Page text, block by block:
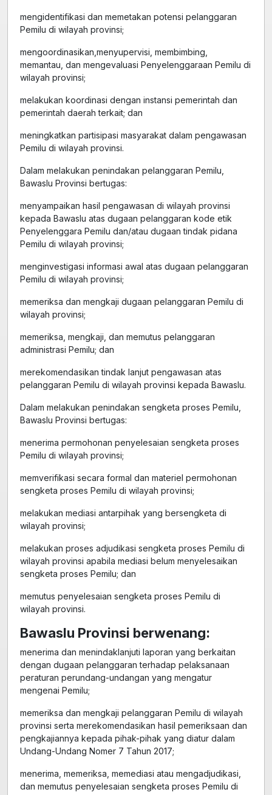
mengidentifikasi dan memetakan potensi pelanggaran
Pemilu di wilayah provinsi;
mengoordinasikan,menyupervisi, membimbing,
memantau, dan mengevaluasi Penyelenggaraan Pemilu di
wilayah provinsi;
melakukan koordinasi dengan instansi pemerintah dan
pemerintah daerah terkait; dan
meningkatkan partisipasi masyarakat dalam pengawasan
Pemilu di wilayah provinsi.
Dalam melakukan penindakan pelanggaran Pemilu,
Bawaslu Provinsi bertugas:
menyampaikan hasil pengawasan di wilayah provinsi
kepada Bawaslu atas dugaan pelanggaran kode etik
Penyelenggara Pemilu dan/atau dugaan tindak pidana
Pemilu di wilayah provinsi;
menginvestigasi informasi awal atas dugaan pelanggaran
Pemilu di wilayah provinsi;
memeriksa dan mengkaji dugaan pelanggaran Pemilu di
wilayah provinsi;
memeriksa, mengkaji, dan memutus pelanggaran
administrasi Pemilu; dan
merekomendasikan tindak lanjut pengawasan atas
pelanggaran Pemilu di wilayah provinsi kepada Bawaslu.
Dalam melakukan penindakan sengketa proses Pemilu,
Bawaslu Provinsi bertugas:
menerima permohonan penyelesaian sengketa proses
Pemilu di wilayah provinsi;
memverifikasi secara formal dan materiel permohonan
sengketa proses Pemilu di wilayah provinsi;
melakukan mediasi antarpihak yang bersengketa di
wilayah provinsi;
melakukan proses adjudikasi sengketa proses Pemilu di
wilayah provinsi apabila mediasi belum menyelesaikan
sengketa proses Pemilu; dan
memutus penyelesaian sengketa proses Pemilu di
wilayah provinsi.
Bawaslu Provinsi berwenang:
menerima dan menindaklanjuti laporan yang berkaitan
dengan dugaan pelanggaran terhadap pelaksanaan
peraturan perundang-undangan yang mengatur
mengenai Pemilu;
memeriksa dan mengkaji pelanggaran Pemilu di wilayah
provinsi serta merekomendasikan hasil pemeriksaan dan
pengkajiannya kepada pihak-pihak yang diatur dalam
Undang-Undang Nomer 7 Tahun 2017;
menerima, memeriksa, memediasi atau mengadjudikasi,
dan memutus penyelesaian sengketa proses Pemilu di